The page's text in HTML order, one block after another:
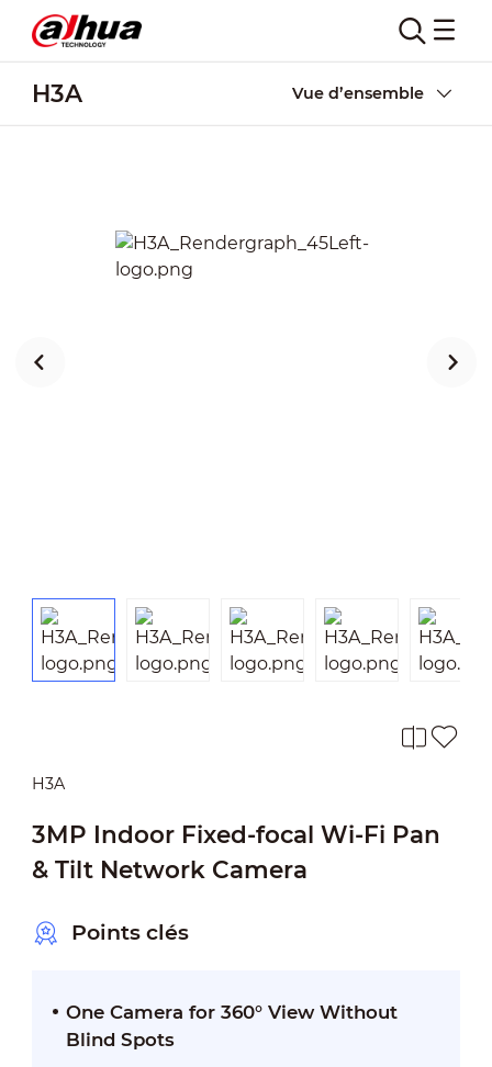
H3A Vue d’ensemble
H3A
3MP Indoor Fixed-focal Wi-Fi Pan
& Tilt Network Camera
Points clés
One Camera for 360° View Without
Blind Spots